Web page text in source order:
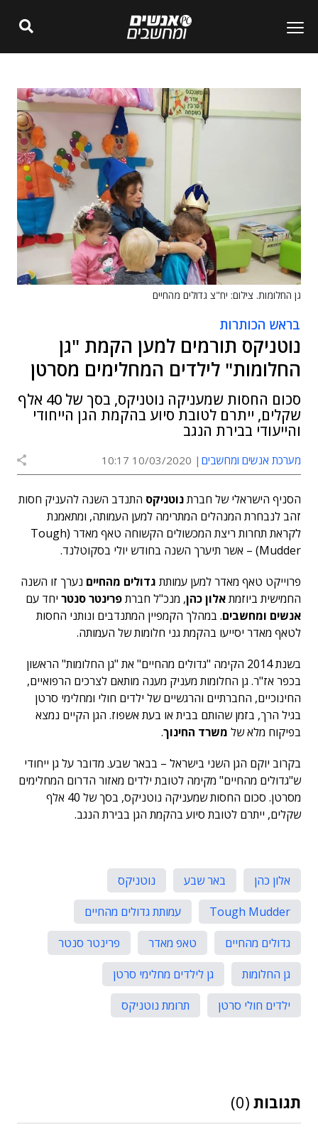
גן החלומות. צילום: יח"צ גדולים מהחיים
בראש הכותרות
נוטניקס תורמים למען הקמת "גן
החלומות" לילדים המחלימים מסרטן
סכום החסות שמעניקה נוטניקס, בסך של 40 אלף
שקלים, ייתרם לטובת סיוע בהקמת הגן הייחודי
והייעודי בבירת הנגב
מערכת אנשים ומחשבים 10/03/2020 10:17
הסניף הישראלי של חברתנוטניקס התנדב השנה להעניק חסות
זהב לנבחרת המנהלים המתרימה למען העמותה, ומתאמנת
לקראת תחרות ריצת המכשולים הקשוחה טאף מאדר (Tough
Mudder) – אשר תיערך השנה בחודש יולי בסקוטלנד.
פרוייקט טאף מאדרלמען עמותת גדולים מהחיים נערך זו השנה
החמישית ביוזמתאלון כהן, מנכ"ל חברתפרינטר סנטר יחד עם
אנשים ומחשבים. במהלך הקמפיין המתנדבים ונותני החסות
לטאף מאדר יסייעו בהקמת גני חלומות של העמותה.
בשנת 2014 הקימה "גדולים מהחיים" את "גן החלומות" הראשון
בכפר אז"ר. גן החלומות מעניק מענה מותאם לצרכים הרפואיים,
החינוכיים, החברתיים והרגשיים של ילדים חולי ומחלימי סרטן
בגיל הרך, בזמן שהותם בבית או בעת אשפוז. הגן הקיים נמצא
בפיקוח מלא של משרד החינוך.
בקרוב יוקם הגן השני בישראל – בבאר שבע. מדובר על גן ייחודי
ש"גדולים מהחיים" מקימה לטובת ילדים מאזור הדרום המחלימים
מסרטן. סכום החסות שמעניקה נוטניקס, בסך של 40 אלף
שקלים, ייתרם לטובת סיוע בהקמת הגן בבירת הנגב.
אלון כהן באר שבע
נוטניקס
Tough Mudder
עמותת גדולים מהחיים
גדולים מהחיים
טאפ מאדר
פרינטר סנטר
גן החלומות
גן לילדים מחלימי סרטן
ילדים חולי סרטן
תרומת נוטניקס
תגובות (0)